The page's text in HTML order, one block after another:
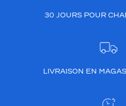
30 JOURS POUR
LIVRAISON EN